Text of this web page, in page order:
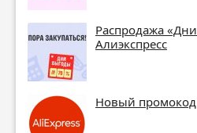
Распродажа
Алиэкспресс
Новый промокод